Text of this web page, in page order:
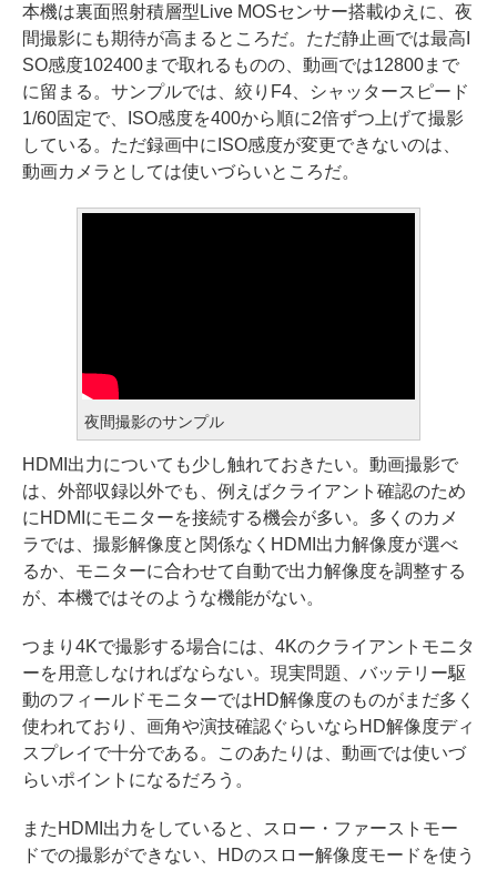
本機は裏面照射積層型Live MOSセンサー搭載ゆえに、夜
間撮影にも期待が高まるところだ。ただ静止画では最高I
SO感度102400まで取れるものの、動画では12800まで
に留まる。サンプルでは、絞りF4、シャッタースピード
1/60固定で、ISO感度を400から順に2倍ずつ上げて撮影
している。ただ録画中にISO感度が変更できないのは、
動画カメラとしては使いづらいところだ。
夜間撮影のサンプル
HDMI出力についても少し触れておきたい。動画撮影で
は、外部収録以外でも、例えばクライアント確認のため
にHDMIにモニターを接続する機会が多い。多くのカメ
ラでは、撮影解像度と関係なくHDMI出力解像度が選べ
るか、モニターに合わせて自動で出力解像度を調整する
が、本機ではそのような機能がない。
つまり4Kで撮影する場合には、4Kのクライアントモニタ
ーを用意しなければならない。現実問題、バッテリー駆
動のフィールドモニターではHD解像度のものがまだ多く
使われており、画角や演技確認ぐらいならHD解像度ディ
スプレイで十分である。このあたりは、動画では使いづ
らいポイントになるだろう。
またHDMI出力をしていると、スロー・ファーストモー
ドでの撮影ができない、HDのスロー解像度モードを使う